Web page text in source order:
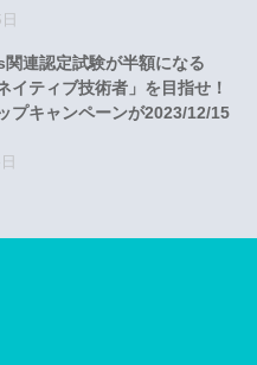
連認定試験が半額になる
イティブ技術者」を目指せ！
プキャンペーンが2023/12/15